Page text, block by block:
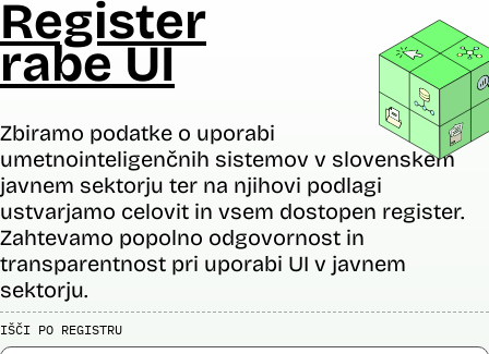
Register
rabe UI
Zbiramo podatke o uporabi
umetnointeligenčnih sistemov v slovenskem
javnem sektorju ter na njihovi podlagi
ustvarjamo celovit in vsem dostopen register.
Zahtevamo popolno odgovornost in
transparentnost pri uporabi UI v javnem
sektorju.
IŠČI PO REGISTRU